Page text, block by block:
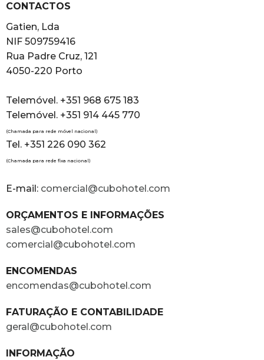
CONTACTOS
Gatien, Lda
NIF 509759416
Rua Padre Cruz, 121
4050-220 Porto
Telemóvel. +351 968 675 183
Telemóvel. +351 914 445 770
(Chamada para rede móvel nacional)
Tel. +351 226 090 362
(Chamada para rede fixa nacional)
E-mail: comercial@cubohotel.com
ORÇAMENTOS E INFORMAÇÕES
sales@cubohotel.com
comercial@cubohotel.com
ENCOMENDAS
encomendas@cubohotel.com
FATURAÇÃO E CONTABILIDADE
geral@cubohotel.com
INFORMAÇÃO